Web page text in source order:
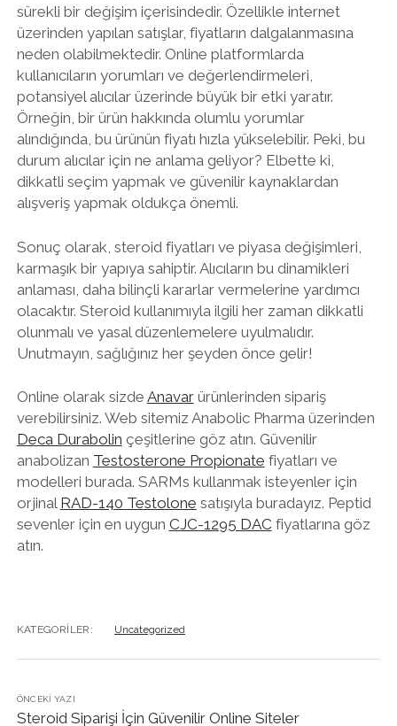
sürekli bir değişim içerisindedir. Özellikle internet
üzerinden yapılan satışlar, fiyatların dalgalanmasına
neden olabilmektedir. Online platformlarda
kullanıcıların yorumları ve değerlendirmeleri,
potansiyel alıcılar üzerinde büyük bir etki yaratır.
Örneğin, bir ürün hakkında olumlu yorumlar
alındığında, bu ürünün fiyatı hızla yükselebilir. Peki, bu
durum alıcılar için ne anlama geliyor? Elbette ki,
dikkatli seçim yapmak ve güvenilir kaynaklardan
alışveriş yapmak oldukça önemli.
Sonuç olarak, steroid fiyatları ve piyasa değişimleri,
karmaşık bir yapıya sahiptir. Alıcıların bu dinamikleri
anlaması, daha bilinçli kararlar vermelerine yardımcı
olacaktır. Steroid kullanımıyla ilgili her zaman dikkatli
olunmalı ve yasal düzenlemelere uyulmalıdır.
Unutmayın, sağlığınız her şeyden önce gelir!
Online olarak sizde Anavarürünlerinden sipariş
verebilirsiniz. Web sitemiz Anabolic Pharma üzerinden
Deca Durabolin çeşitlerine göz atın. Güvenilir
anabolizan Testosterone Propionate fiyatları ve
modelleri burada. SARMs kullanmak isteyenler için
orjinal RAD-140 Testolone satışıyla buradayız. Peptid
sevenler için en uygun CJC-1295 DAC fiyatlarına göz
atın.
KATEGORILER: Uncategorized
ÖNCEKI YAZI
Steroid Siparişi İçin Güvenilir Online Siteler